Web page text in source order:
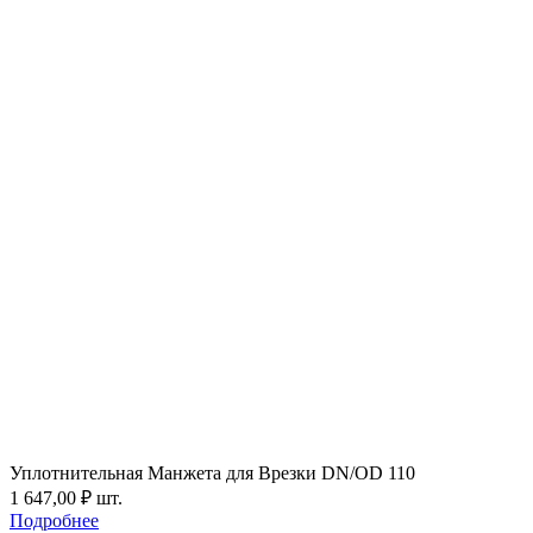
Уплотнительная Манжета для Врезки DN/OD 110
1 647,00 ₽ шт.
Подробнее